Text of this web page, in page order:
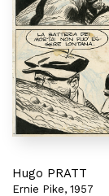
Hugo PRATT
Ernie Pike, 1957